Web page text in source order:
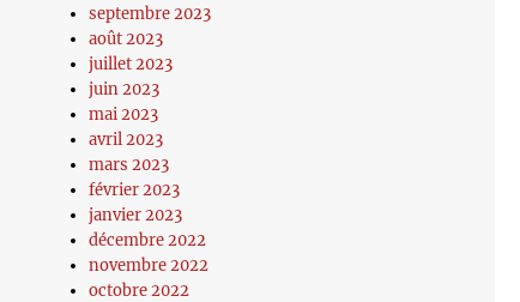
septembre 2023
août 2023
juillet 2023
juin 2023
mai 2023
avril 2023
mars 2023
février 2023
janvier 2023
décembre 2022
novembre 2022
octobre 2022